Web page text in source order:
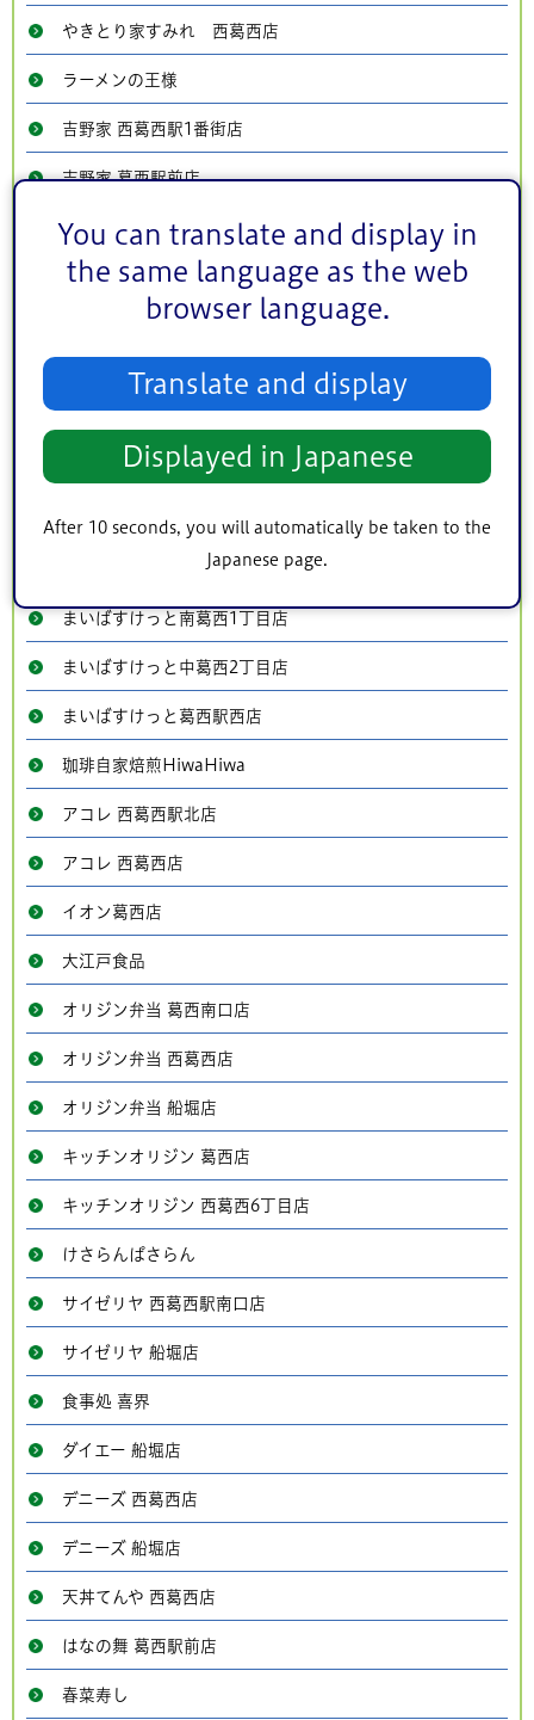
You can translate and display in
the same language as the web
browser language.
Translate and display
Displayed in Japanese
After 10 seconds, you will automatically be taken to the
Japanese page.
やきとり家すみれ 西葛西店
ラーメンの王様
吉野家 西葛西駅1番街店
吉野家 葛西駅前店
まいばすけっと葛西駅東店
農産物直売所 えどちゃんショップ
ホテルシーサイド江戸川（レストランシーサイド）
松屋 葛西長島陸橋店
松屋 西葛西店
まいばすけっと南葛西1丁目店
まいばすけっと中葛西2丁目店
まいばすけっと葛西駅西店
珈琲自家焙煎HiwaHiwa
アコレ 西葛西駅北店
アコレ 西葛西店
イオン葛西店
大江戸食品
オリジン弁当 葛西南口店
オリジン弁当 西葛西店
オリジン弁当 船堀店
キッチンオリジン 葛西店
キッチンオリジン 西葛西6丁目店
けさらんぱさらん
サイゼリヤ 西葛西駅南口店
サイゼリヤ 船堀店
食事処 喜界
ダイエー 船堀店
デニーズ 西葛西店
デニーズ 船堀店
天丼てんや 西葛西店
はなの舞 葛西駅前店
春菜寿し